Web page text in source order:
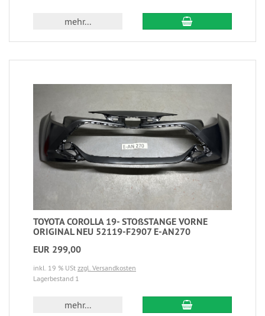
mehr...
TOYOTA COROLLA 19- STOßSTANGE VORNE
ORIGINAL NEU 52119-F2907 E-AN270
EUR 299,00
inkl. 19 % USt zzgl. Versandkosten
Lagerbestand 1
mehr...